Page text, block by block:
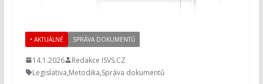
• AKTUÁLNĚ SPRÁVA DOKUMENTŮ
14.1.2026
Redakce ISVS.CZ
Legislativa,Metodika,Správa dokumentů